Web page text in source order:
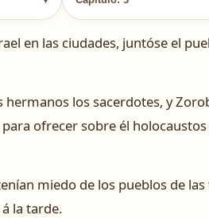
en las ciudades, juntóse el
hermanos los sacerdotes, y
ofrecer sobre él
miedo de los pueblos de
la tarde.